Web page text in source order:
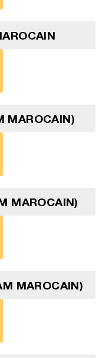
MAROCAIN)
MAROCAIN)
MAROCAIN)